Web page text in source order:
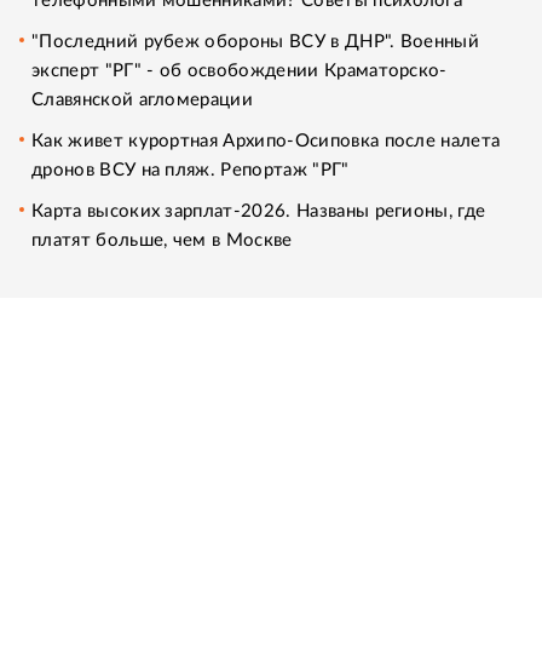
"Последний рубеж обороны ВСУ в ДНР". Военный
эксперт "РГ" - об освобождении Краматорско-
Славянской агломерации
Как живет курортная Архипо-Осиповка после налета
дронов ВСУ на пляж. Репортаж "РГ"
Карта высоких зарплат-2026. Названы регионы, где
платят больше, чем в Москве